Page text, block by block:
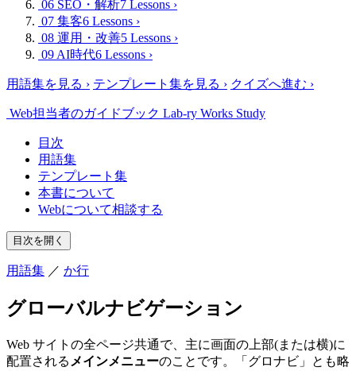
06 SEO・解析7 Lessons ›
07 集客6 Lessons ›
08 運用・改善5 Lessons ›
09 AI時代6 Lessons ›
用語集を見る › テンプレート集を見る › クイズへ進む ›
Web担当者のガイドブック Lab-ry Works Study
目次
用語集
テンプレート集
本書について
Webについて相談する
目次を開く
用語集 ／ か行
グローバルナビゲーション
Web サイトの全ページ共通で、主に画面の上部(または横)に
配置される メインメニューのことです。「グロナビ」とも略